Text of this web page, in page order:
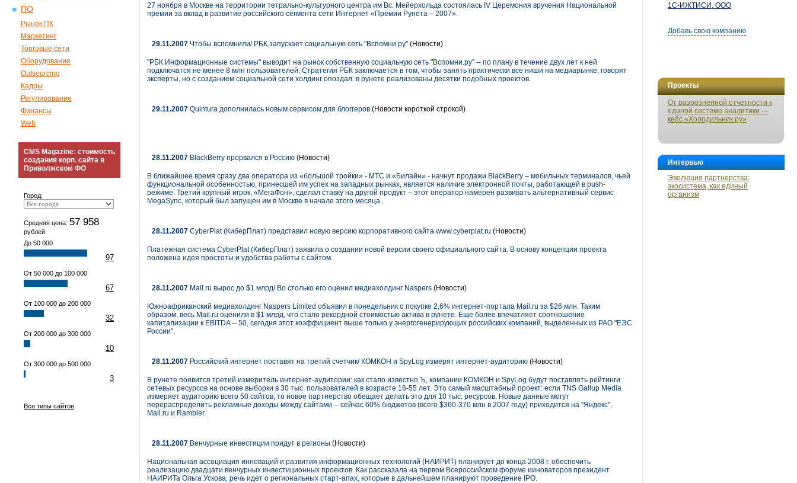
ПО
Рынок ПК
Маркетинг
Торговые сети
Оборудование
Outsourcing
Кадры
Регулирование
Финансы
Web
CMS Magazine: стоимость
создания корп. сайта в
Приволжском ФО
Город:
Средняя цена: 57 958
рублей
До 50 000
97
От 50 000 до 100 000
67
От 100 000 до 200 000
32
От 200 000 до 300 000
10
От 300 000 до 500 000
3
Все типы сайтов
1С-ИЖТИСИ, ООО
Добавь свою компанию
Проекты
От разрозненной отчетности к
единой системе аналитики —
кейс «Холодильник.ру»
Интервью
Эволюция партнерства:
экосистема, как единый
организм
27 ноября в Москве на территории тетрально-культурного центра им Вс. Мейерхольда состоялась IV Церемония вручения Национальной
премии за вклад в развитие российского сегмента сети Интернет «Премии Рунета – 2007».
29.11.2007 Чтобы вспомнили/ РБК запускает социальную сеть "Вспомни.ру" (Новости)
"РБК Информационные системы" выводит на рынок собственную социальную сеть "Вспомни.ру" -- по плану в течение двух лет к ней
подключатся не менее 8 млн пользователей. Стратегия РБК заключается в том, чтобы занять практически все ниши на медиарынке, говорят
эксперты, но с созданием социальной сети холдинг опоздал: в рунете реализованы десятки подобных проектов.
29.11.2007 Quintura дополнилась новым сервисом для блоггеров (Новости короткой строкой)
28.11.2007 BlackBerry прорвался в Россию (Новости)
В ближайшее время сразу два оператора из «большой тройки» - МТС и «Билайн» - начнут продажи BlackBerry – мобильных терминалов, чьей
функциональной особенностью, принесшей им успех на западных рынках, является наличие электронной почты, работающей в push-
режиме. Третий крупный игрок, «МегаФон», сделал ставку на другой продукт – этот оператор намерен развивать альтернативный сервис
MegaSync, который был запущен им в Москве в начале этого месяца.
28.11.2007 CyberPlat (КиберПлат) представил новую версию корпоративного сайта www.cyberplat.ru (Новости)
Платежная система CyberPlat (КиберПлат) заявила о создании новой версии своего официального сайта. В основу концепции проекта
положена идея простоты и удобства работы с сайтом.
28.11.2007 Mail.ru вырос до $1 млрд/ Во столько его оценил медиахолдинг Naspers (Новости)
Южноафриканский медиахолдинг Naspers Limited объявил в понедельник о покупке 2,6% интернет-портала Mail.ru за $26 млн. Таким
образом, весь Mail.ru оценили в $1 млрд, что стало рекордной стоимостью актива в рунете. Еще более впечатляет соотношение
капитализации к EBITDA -- 50, сегодня этот коэффициент выше только у энергогенерирующих российских компаний, выделенных из РАО "ЕЭС
России".
28.11.2007 Российский интернет поставят на третий счетчик/ КОМКОН и SpyLog измерят интернет-аудиторию (Новости)
В рунете появится третий измеритель интернет-аудитории: как стало известно Ъ, компании КОМКОН и SpyLog будут поставлять рейтинги
сетевых ресурсов на основе выборки в 30 тыс. пользователей в возрасте 16-55 лет. Это самый масштабный проект: если TNS Gallup Media
измеряет аудиторию всего 50 сайтов, то новое партнерство обещает делать это для 10 тыс. ресурсов. Новые данные могут
перераспределить рекламные доходы между сайтами -- сейчас 60% бюджетов (всего $360-370 млн в 2007 году) приходится на "Яндекс",
Mail.ru и Rambler.
28.11.2007 Венчурные инвестиции придут в регионы (Новости)
Национальная ассоциация инноваций и развития информационных технологий (НАИРИТ) планирует до конца 2008 г. обеспечить
реализацию двадцати венчурных инвестиционных проектов. Как рассказала на первом Всероссийском форуме ииноваторов президент
НАИРИТа Ольга Ускова, речь идет о региональных старт-апах, которые в дальнейшем планируют проведение IPO.